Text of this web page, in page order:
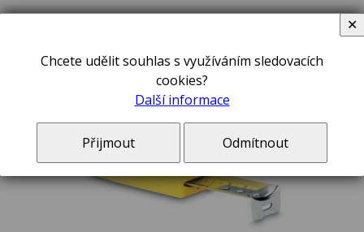
Chcete udělit souhlas s využíváním sledovacích
cookies?
Další informace
Přijmout Odmítnout
✕